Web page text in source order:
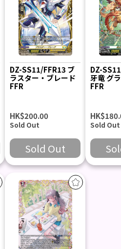
DZ-SS11/FFR13 ブ
ラスター・ブレード
FFR
HK$200.00
Sold Out
Sold Out
DZ-
牙竜 グ
FFR
Sold Out